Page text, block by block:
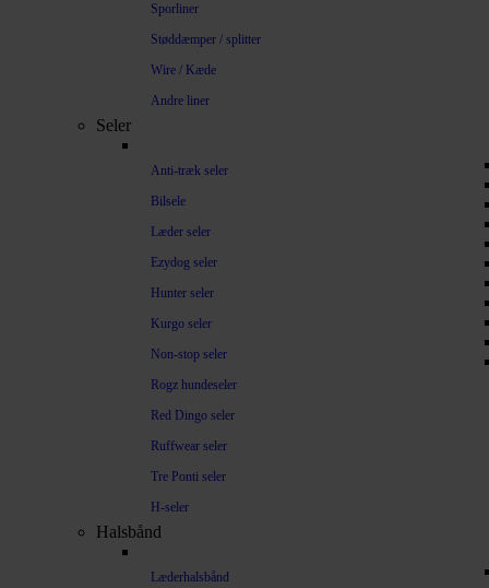
Sporliner
Støddæmper / splitter
Wire / Kæde
Andre liner
Seler
Anti-træk seler
Bilsele
Læder seler
Ezydog seler
Hunter seler
Kurgo seler
Non-stop seler
Rogz hundeseler
Red Dingo seler
Ruffwear seler
Tre Ponti seler
H-seler
Halsbånd
Læderhalsbånd